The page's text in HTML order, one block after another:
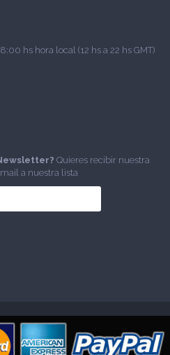
hs hora local (12 hs a 22 hs GMT)
Quieres recibir nuestra
a nuestra lista